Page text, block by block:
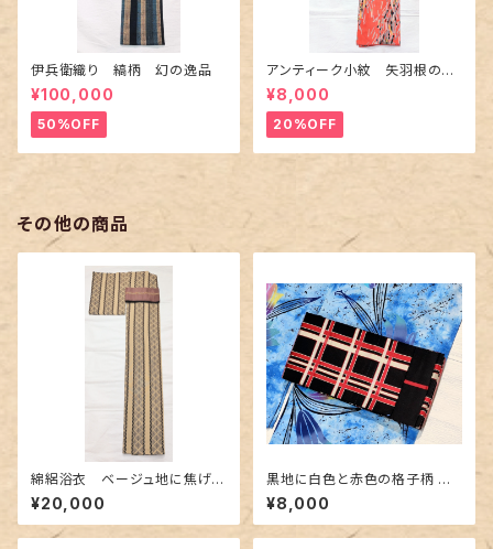
伊兵衛織り 縞柄 幻の逸品
¥100,000
50%OFF
アンティーク小紋 矢羽根の地
紋に短冊柄 裄６６cm
¥8,000
20%OFF
その他の商品
綿絽浴衣 ベージュ地に焦げ茶
色 鱗と松菱柄
¥20,000
黒地に白色と赤色の格子柄 博
多織りの半幅帯
¥8,000